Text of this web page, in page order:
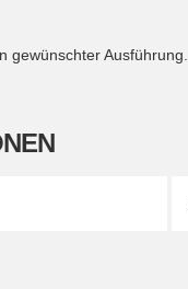
gewünschter Ausführung.